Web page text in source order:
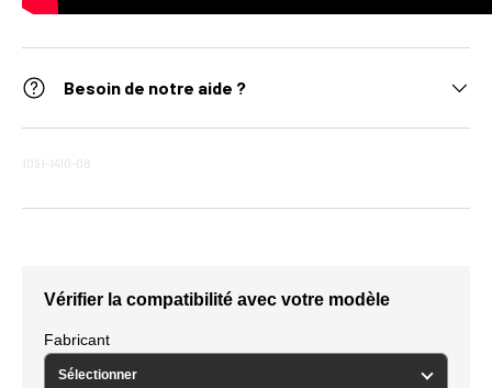
Besoin de notre aide ?
1091-1410-08
Vérifier la compatibilité avec votre modèle
Fabricant